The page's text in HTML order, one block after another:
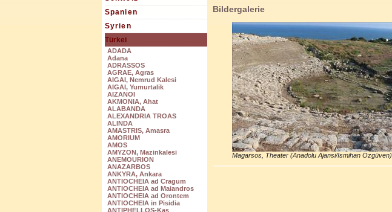
Spanien
Syrien
Türkei
ADADA
Adana
ADRASSOS
AGRAE, Agras
AIGAI, Nemrud Kalesi
AIGAI, Yumurtalik
AIZANOI
AKMONIA, Ahat
ALABANDA
ALEXANDRIA TROAS
ALINDA
AMASTRIS, Amasra
AMORIUM
AMOS
AMYZON, Mazinkalesi
ANEMOURION
ANAZARBOS
ANKYRA, Ankara
ANTIOCHEIA ad Cragum
ANTIOCHEIA ad Maiandros
ANTIOCHEIA ad Orontem
ANTIOCHEIA in Pisidia
ANTIPHELLOS-Kaş
Bildergalerie
Magarsos, Theater (Anadolu Ajansi/İsmihan Özgüven).